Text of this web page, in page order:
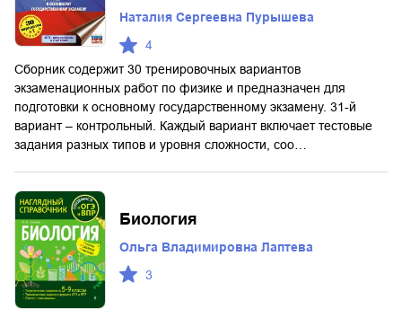
Наталия Сергеевна Пурышева
4
Сборник содержит 30 тренировочных вариантов
экзаменационных работ по физике и предназначен для
подготовки к основному государственному экзамену. 31-й
вариант – контрольный. Каждый вариант включает тестовые
задания разных типов и уровня сложности, соо…
Биология
Ольга Владимировна Лаптева
3